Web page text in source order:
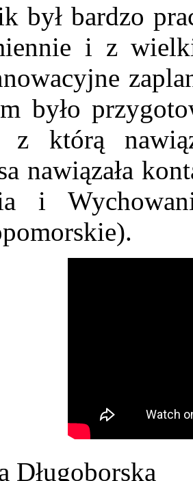
był bardzo
i z
było
z którą
nawiązała
i
Długoborska